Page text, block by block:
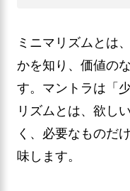
ミニマリズムとは
かを知り、価値の
す。マントラは「
リズムとは、欲し
く、必要なものだ
味します。